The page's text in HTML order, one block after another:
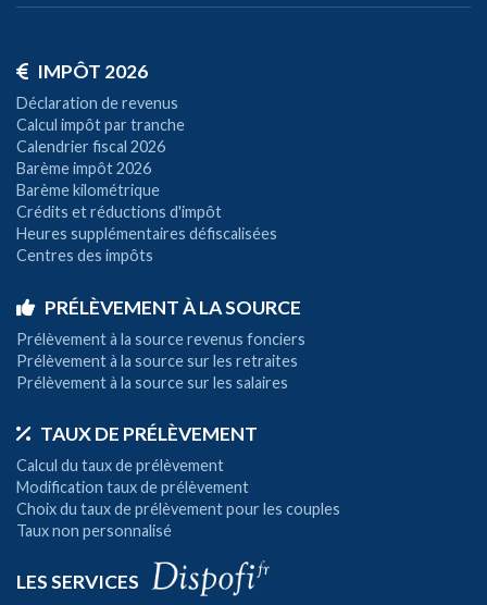
IMPÔT 2026
Déclaration de revenus
Calcul impôt par tranche
Calendrier fiscal 2026
Barème impôt 2026
Barème kilométrique
Crédits et réductions d'impôt
Heures supplémentaires défiscalisées
Centres des impôts
PRÉLÈVEMENT À LA SOURCE
Prélèvement à la source revenus fonciers
Prélèvement à la source sur les retraites
Prélèvement à la source sur les salaires
TAUX DE PRÉLÈVEMENT
Calcul du taux de prélèvement
Modification taux de prélèvement
Choix du taux de prélèvement pour les couples
Taux non personnalisé
LES SERVICES